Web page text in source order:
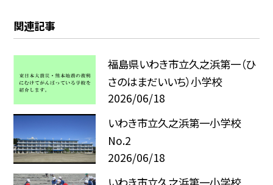
関連記事
福島県いわき市立久之浜第一（ひ
さのはまだいいち）小学校
2026/06/18
いわき市立久之浜第一小学校
No.2
2026/06/18